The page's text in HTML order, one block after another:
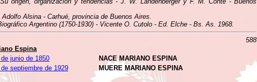
Alsina - Carhué, provincia de Buenos Aires.
Argentino (1750-1930) - Vicente O. Cutolo - Ed. Elche - Bs. As. 1968.
588
Espina
de junio de 1850
NACE MARIANO ESPINA
de septiembre de 1929 MUERE MARIANO ESPINA